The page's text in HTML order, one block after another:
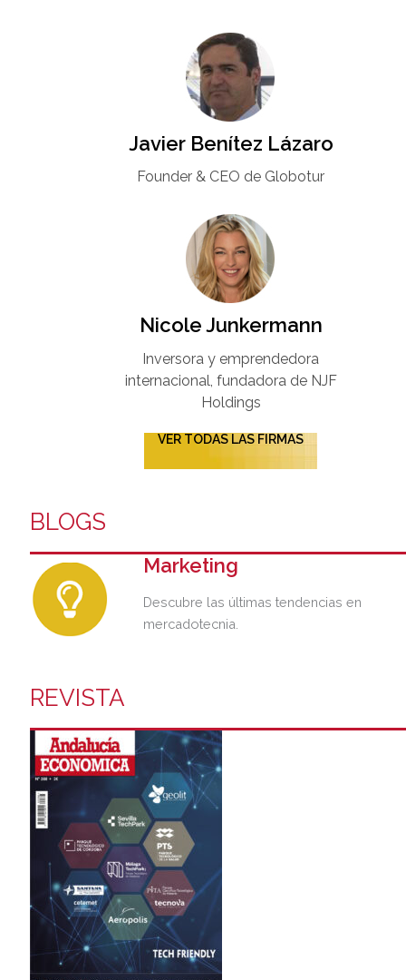
Javier Benítez Lázaro
Founder & CEO de Globotur​
Nicole Junkermann​
Inversora y emprendedora
internacional, fundadora de NJF
Holdings
VER TODAS LAS FIRMAS
BLOGS
Marketing
Descubre las últimas tendencias en
mercadotecnia.
REVISTA